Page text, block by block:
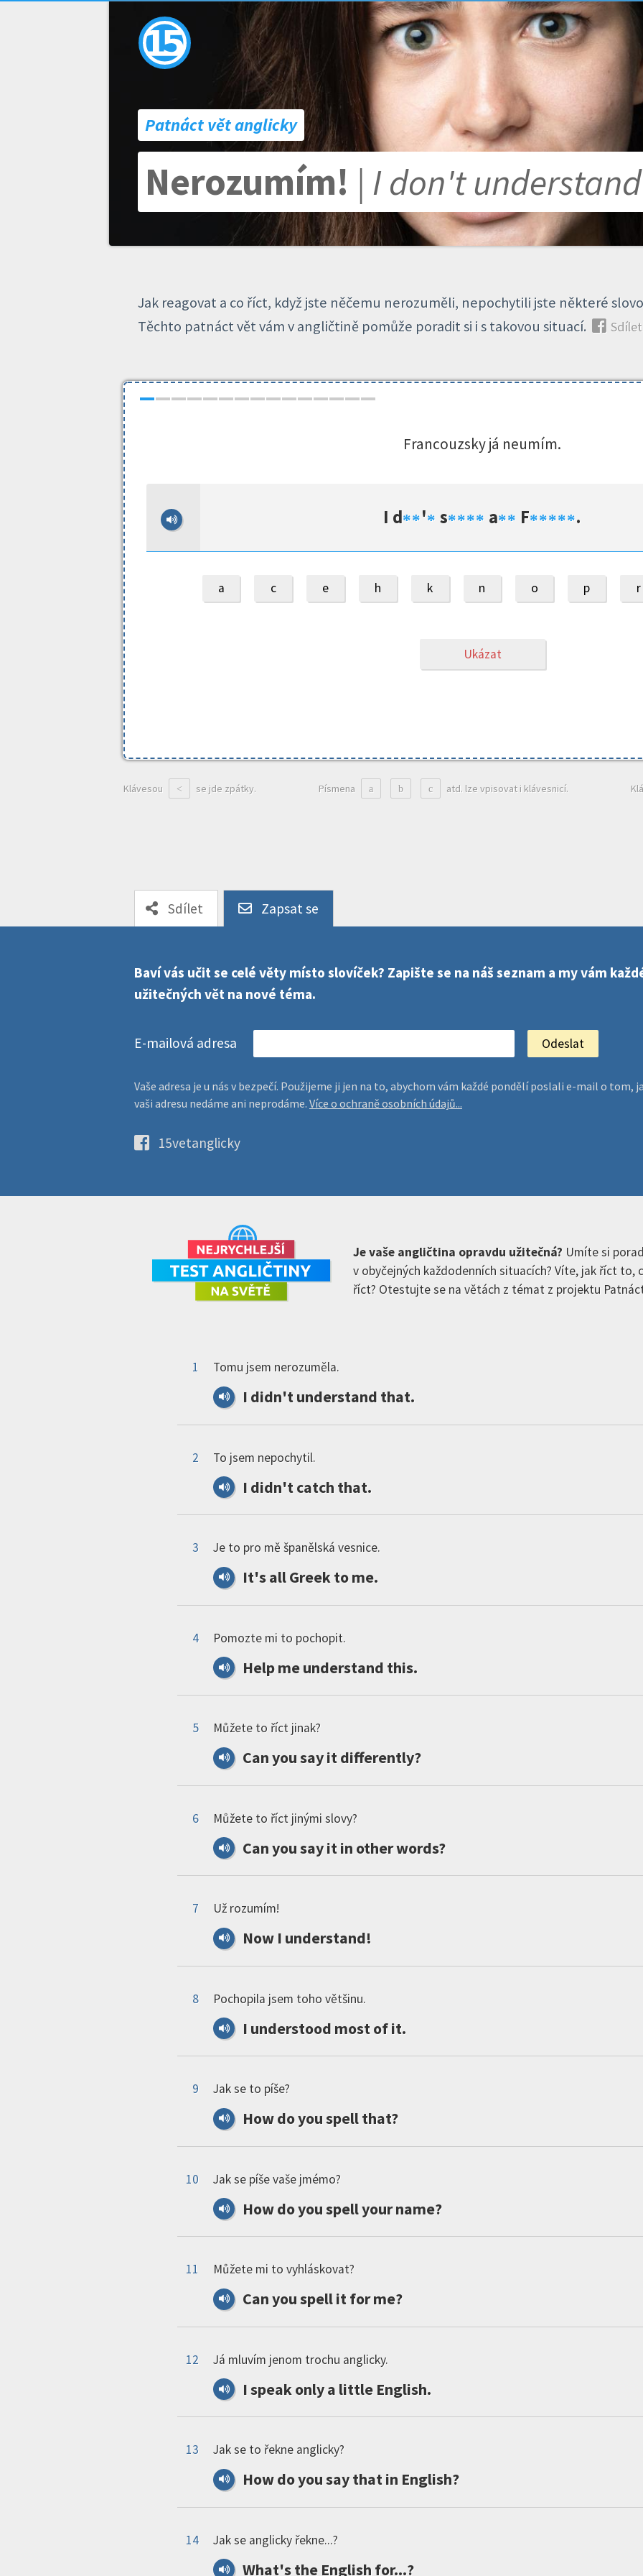
Patnáct vět anglicky
Nerozumím! | I don't
Jak reagovat a co říct, když jste něčemu nerozuměli, nepochytili jste některé
Těchto patnáct vět vám v angličtině pomůže poradit si i s takovou situací.
Francouzsky já neumím.
I d**'* s**** a** F*****.
a c e h k n o p r
Ukázat
Klávesou < se jde zpátky. Písmena a b c atd. lze vpisovat i klávesnicí.
Sdílet Zapsat se
Baví vás učit se celé věty místo slovíček? Zapište se na náš seznam a my vám
užitečných vět na nové téma.
E-mailová adresa
Vaše adresa je u nás v bezpečí. Použijeme ji jen na to, abychom vám každé pondělí poslali e-mail o tom,
vaši adresu nedáme ani neprodáme. Více o ochraně osobních údajů...
15vetanglicky
Je vaše angličtina opravdu užitečná? Umíte si
v obyčejných každodenních situacích? Víte, jak říct to,
říct? Otestujte se na větách z témat z projektu
1 Tomu jsem nerozuměla.
I didn'tunderstand that.
2 To jsem nepochytil.
I didn'tcatch that.
3 Je to pro mě španělská vesnice.
It'sallGreektome.
4 Pomozte mi to pochopit.
Helpmeunderstand this.
5 Můžete to říct jinak?
Canyousayitdifferently?
6 Můžete to říct jinými slovy?
Canyousayitin otherwords?
7 Už rozumím!
Now I understand!
8 Pochopila jsem toho většinu.
I understood mostofit.
9 Jak se to píše?
Howdoyouspellthat?
10 Jak se píše vaše jmémo?
Howdoyouspellyourname?
11 Můžete mi to vyhláskovat?
Canyouspellitforme?
12 Já mluvím jenom trochu anglicky.
Ispeakonlya little English.
13 Jak se to řekne anglicky?
Howdoyousaythatin English?
14 Jak se anglicky řekne...?
What'sthe English for...?